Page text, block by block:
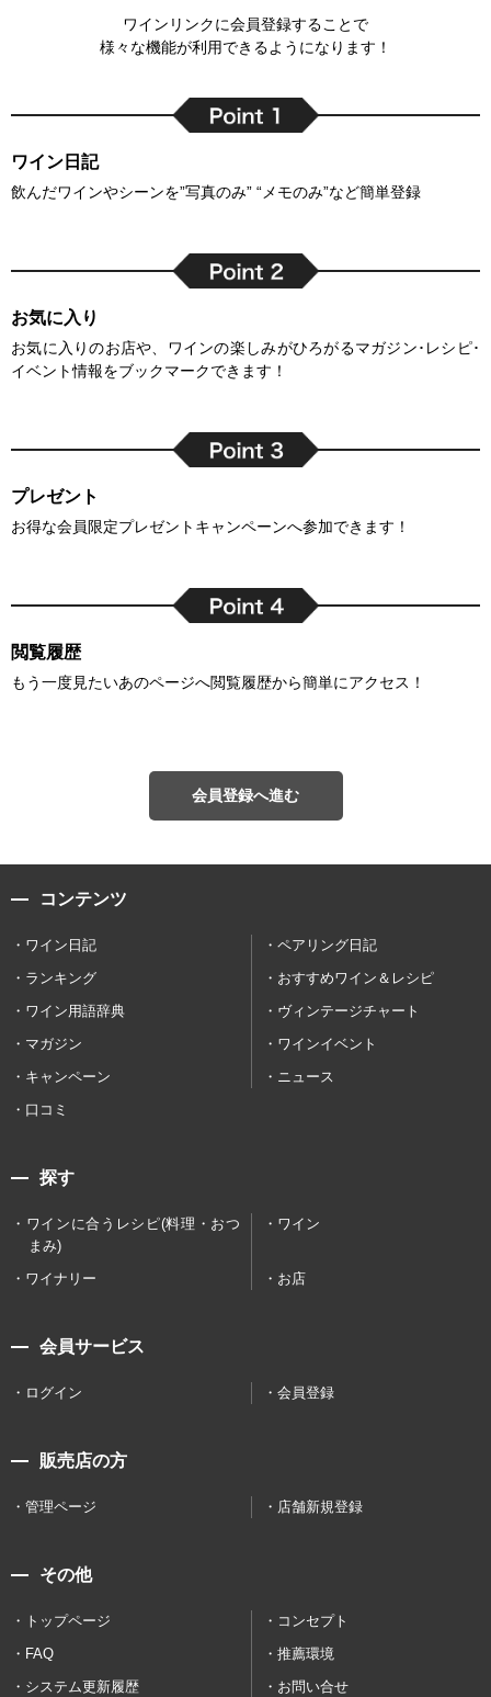
ワインリンクに会員登録することで
様々な機能が利用できるようになります！
ワイン日記
飲んだワインやシーンを”写真のみ” “メモのみ”など簡単登録
お気に入り
お気に入りのお店や、ワインの楽しみがひろがるマガジン･レシピ･
イベント情報をブックマークできます！
プレゼント
お得な会員限定プレゼントキャンペーンへ参加できます！
閲覧履歴
もう一度見たいあのページへ閲覧履歴から簡単にアクセス！
会員登録へ進む
コンテンツ
ワイン日記
ペアリング日記
ランキング
おすすめワイン＆レシピ
ワイン用語辞典
ヴィンテージチャート
マガジン
ワインイベント
キャンペーン
ニュース
口コミ
探す
ワインに合うレシピ(料理・おつ
まみ)
ワイン
ワイナリー お店
会員サービス
ログイン 会員登録
販売店の方
管理ページ 店舗新規登録
その他
トップページ
コンセプト
FAQ
推薦環境
システム更新履歴
お問い合せ